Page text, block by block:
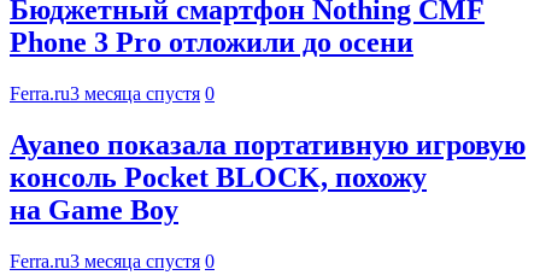
Бюджетный смартфон Nothing CMF
Phone 3 Pro отложили до осени
Ferra.ru3 месяца спустя 0
Ayaneo показала портативную игровую
консоль Pocket BLOCK, похожу
на Game Boy
Ferra.ru3 месяца спустя 0